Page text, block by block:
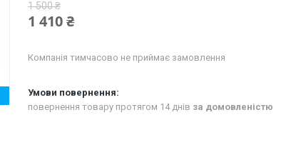
1 500 ₴
1 410 ₴
Компанія тимчасово не приймає замовлення
повернення товару протягом 14 днів за домовленістю